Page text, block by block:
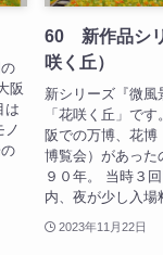
阪
は
ノ
60 新作品シ
咲く丘）
新シリーズ『微
「花咲く丘」で
阪での万博、花博
博覧会）があった
９０年。 当時３
内、夜が少し入場
2023年11月22日